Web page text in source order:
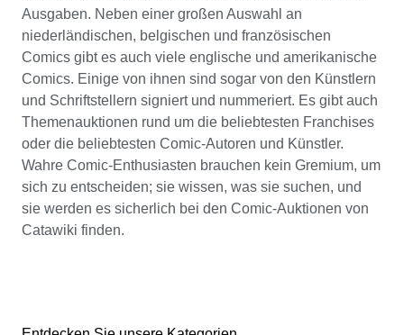
Ausgaben. Neben einer großen Auswahl an
niederländischen, belgischen und französischen
Comics gibt es auch viele englische und amerikanische
Comics. Einige von ihnen sind sogar von den Künstlern
und Schriftstellern signiert und nummeriert. Es gibt auch
Themenauktionen rund um die beliebtesten Franchises
oder die beliebtesten Comic-Autoren und Künstler.
Wahre Comic-Enthusiasten brauchen kein Gremium, um
sich zu entscheiden; sie wissen, was sie suchen, und
sie werden es sicherlich bei den Comic-Auktionen von
Catawiki finden.